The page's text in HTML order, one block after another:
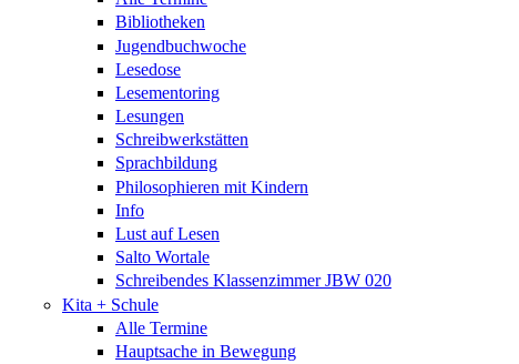
Bibliotheken
Jugendbuchwoche
Lesedose
Lesementoring
Lesungen
Schreibwerkstätten
Sprachbildung
Philosophieren mit Kindern
Info
Lust auf Lesen
Salto Wortale
Schreibendes Klassenzimmer JBW 020
Kita + Schule
Alle Termine
Hauptsache in Bewegung